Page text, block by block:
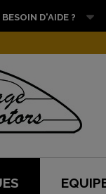
BESOIN D'AIDE ?